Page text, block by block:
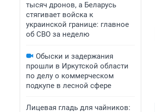
тысяч дронов, а Беларусь
стягивает войска к
украинской границе: главное
об СВО за неделю
Обыски и задержания
прошли в Иркутской области
по делу о коммерческом
подкупе в лесной сфере
Лицевая гладь для чайников: